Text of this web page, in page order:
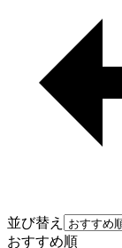
並び替え
おすすめ順